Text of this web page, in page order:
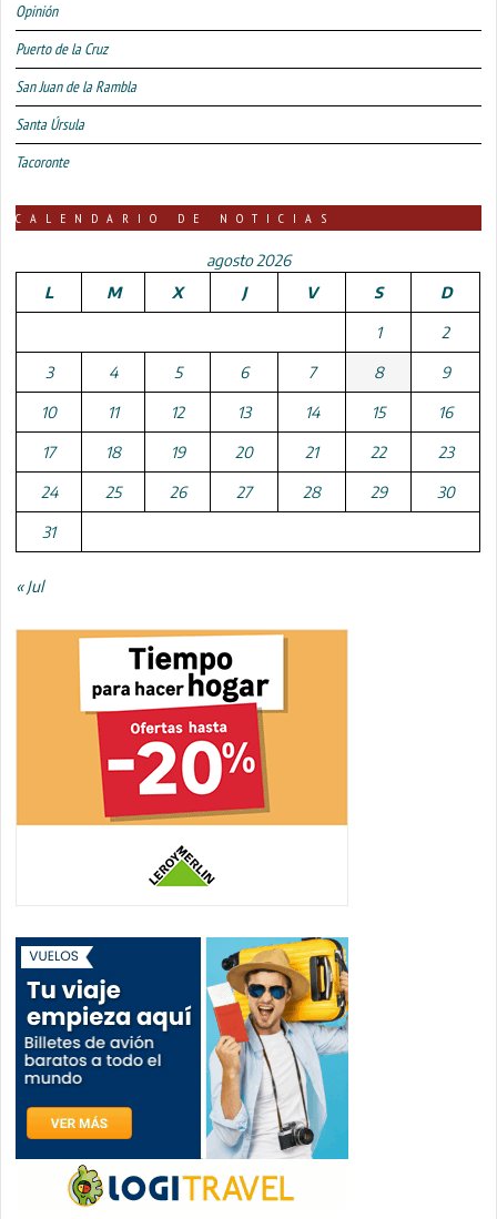
Opinión
Puerto de la Cruz
San Juan de la Rambla
Santa Úrsula
Tacoronte
CALENDARIO DE NOTICIAS
agosto 2026
L
M X J V S D
1 2
3 4 5 6 7 8 9
10 11 12 13 14 15 16
17 18 19 20 21 22 23
24 25 26 27 28 29 30
31
« Jul